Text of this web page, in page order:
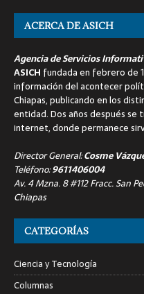
ACERCA DE ASICH
Agencia de Servicios
ASICH fundada en febrero de
información del acontecer
Chiapas, publicando en los
entidad. Dos años después
internet, donde permanece
Director General:Cosme
Teléfono:9611406004
Av. 4 Mzna. 8 #112 Fracc. San
Chiapas
CATEGORÍAS
Ciencia y Tecnología
Columnas